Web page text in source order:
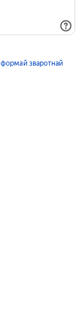
формай зваротнай